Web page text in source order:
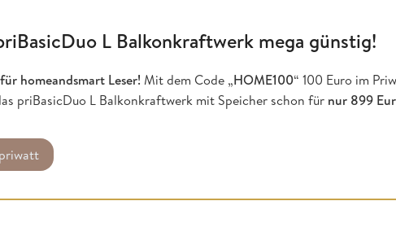
L Balkonkraftwerk mega günstig!
homeandsmart Leser! Mit dem Code „HOME100“ 100 Euro im
priBasicDuo L Balkonkraftwerk mit Speicher schon für nur 899